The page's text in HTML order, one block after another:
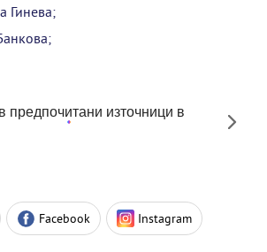
Гинева;
предпочитани източници в
Facebook Instagram